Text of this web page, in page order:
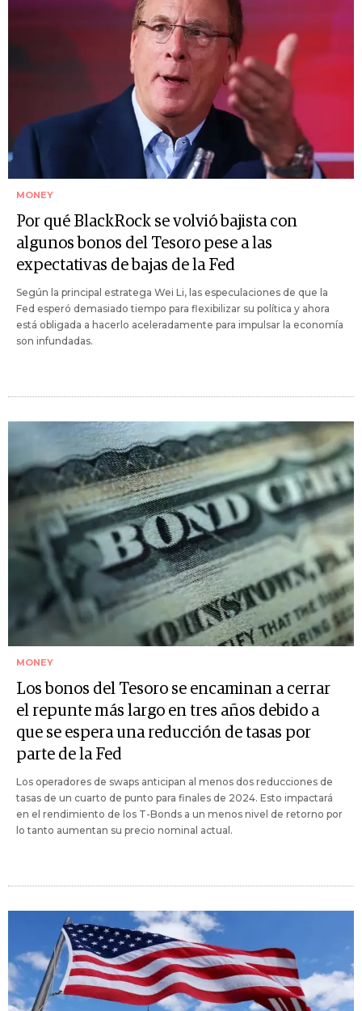
MONEY
Por qué BlackRock se volvió bajista con
algunos bonos del Tesoro pese a las
expectativas de bajas de la Fed
Según la principal estratega Wei Li, las especulaciones de que la
Fed esperó demasiado tiempo para flexibilizar su política y ahora
está obligada a hacerlo aceleradamente para impulsar la economía
son infundadas.
MONEY
Los bonos del Tesoro se encaminan a cerrar
el repunte más largo en tres años debido a
que se espera una reducción de tasas por
parte de la Fed
Los operadores de swaps anticipan al menos dos reducciones de
tasas de un cuarto de punto para finales de 2024. Esto impactará
en el rendimiento de los T-Bonds a un menos nivel de retorno por
lo tanto aumentan su precio nominal actual.